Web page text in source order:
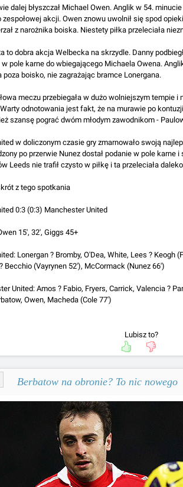
dalej błyszczał Michael Owen. Anglik w 54.
zespołowej akcji. Owen znowu uwolnił się spod
z narożnika boiska. Niestety piłka przeleciała
to dobra akcja Welbecka na skrzydle. Danny
w pole karne do wbiegającego Michaela Owena.
poza boisko, nie zagrażając bramce Lonergana.
meczu przebiegała w dużo wolniejszym tempie
odnotowania jest fakt, że na murawie po
szansę pograć dwóm młodym zawodnikom -
w doliczonym czasie gry zmarnowało swoją
po przerwie Nunez dostał podanie w pole karne
Leeds nie trafił czysto w piłkę i ta przeleciała
z tego spotkania
0:3 (0:3) Manchester United
15', 32', Giggs 45+
Lonergan ? Bromby, O'Dea, White, Lees ? Keogh
Becchio (Vayrynen 52'), McCormack (Nunez 66')
United: Amos ? Fabio, Fryers, Carrick, Valencia ?
Owen, Macheda (Cole 77')
Lubisz to?
Berbatow na obronie? To nic nowego